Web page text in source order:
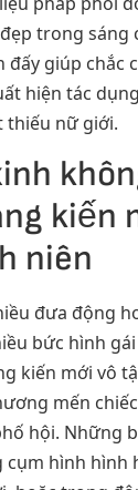
trong sáng
đấy giúp chắc
hiện tác
thiếu nữ giới.
kiến
niên
đưa động
bức hình
kiến mới vô
mến
hội. Những
hình hình